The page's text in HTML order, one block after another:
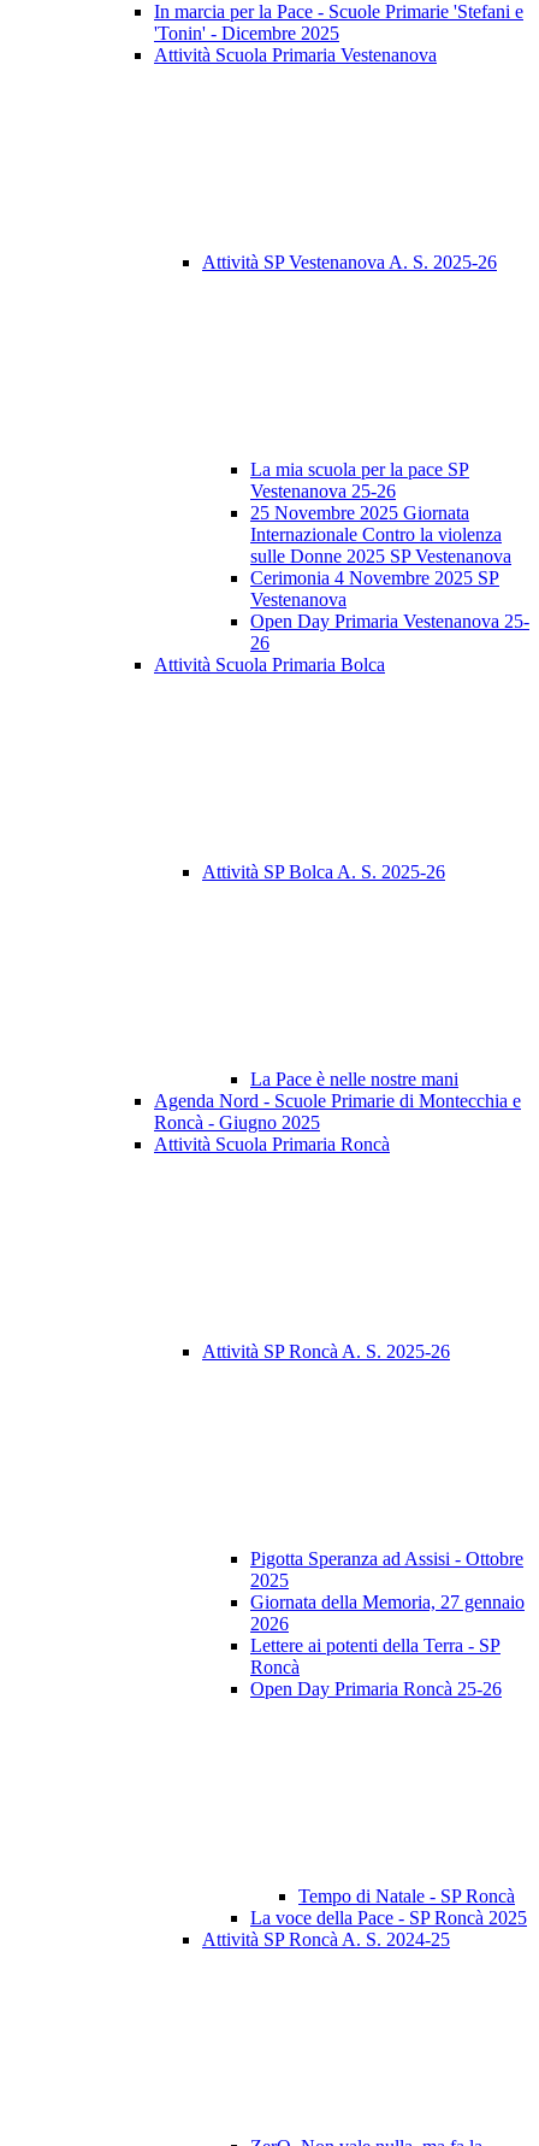
In marcia per la Pace - Scuole Primarie 'Stefani e
'Tonin' - Dicembre 2025
Attività Scuola Primaria Vestenanova
Attività SP Vestenanova A. S. 2025-26
La mia scuola per la pace SP
Vestenanova 25-26
25 Novembre 2025 Giornata
Internazionale Contro la violenza
sulle Donne 2025 SP Vestenanova
Cerimonia 4 Novembre 2025 SP
Vestenanova
Open Day Primaria Vestenanova 25-
26
Attività Scuola Primaria Bolca
Attività SP Bolca A. S. 2025-26
La Pace è nelle nostre mani
Agenda Nord - Scuole Primarie di Montecchia e
Roncà - Giugno 2025
Attività Scuola Primaria Roncà
Attività SP Roncà A. S. 2025-26
Pigotta Speranza ad Assisi - Ottobre
2025
Giornata della Memoria, 27 gennaio
2026
Lettere ai potenti della Terra - SP
Roncà
Open Day Primaria Roncà 25-26
Tempo di Natale - SP Roncà
La voce della Pace - SP Roncà 2025
Attività SP Roncà A. S. 2024-25